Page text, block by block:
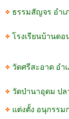
ธรรมสัญจร อำเ
โรงเรียนบ้านด
วัดศรีสะอาด อำ
วัดป่านาอุดม ปล
แต่งตั้ง อนุกรรม